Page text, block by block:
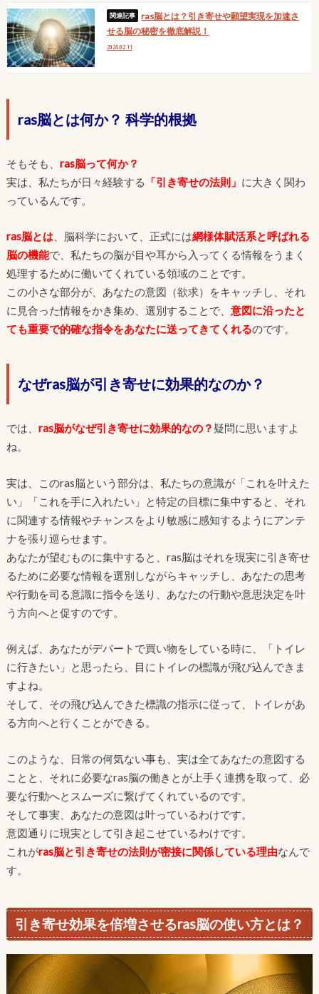
ras脳とは？引き寄せや願望実現を加速さ
せる脳の秘密を徹底解説！
2024.02.11
ras脳とは何か？ 科学的根拠
そもそも、 ras脳って何か？
実は、私たちが日々経験する
「引き寄せの法則」 に大きく関わ
っているんです。
ras脳とは、脳科学において、正式には網様体賦活系と呼ばれる
脳の機能で、私たちの脳が目や耳から入ってくる情報をうまく
処理するために働いてくれている領域のことです。
この小さな部分が、あなたの意図（欲求）をキャッチし、それ
に見合った情報をかき集め、選別することで、 意図に沿ったと
ても重要で的確な指令をあなたに送ってきてくれるのです。
なぜras脳が引き寄せに効果的なのか？
では、 ras脳がなぜ引き寄せに効果的なの？ 疑問に思いますよ
ね。
実は、このras脳という部分は、私たちの意識が「これを叶えた
い」「これを手に入れたい」と特定の目標に集中すると、それ
に関連する情報やチャンスをより敏感に感知するようにアンテ
ナを張り巡らせます。
あなたが望むものに集中すると、ras脳はそれを現実に引き寄せ
るために必要な情報を選別しながらキャッチし、あなたの思考
や行動を司る意識に指令を送り、あなたの行動や意思決定を叶
う方向へと促すのです。
例えば、あなたがデパートで買い物をしている時に、「トイレ
に行きたい」と思ったら、目にトイレの標識が飛び込んできま
すよね。
そして、その飛び込んできた標識の指示に従って、トイレがあ
る方向へと行くことができる。
このような、日常の何気ない事も、実は全てあなたの意図する
ことと、それに必要なras脳の働きとが上手く連携を取って、必
要な行動へとスムーズに繋げてくれているのです。
そして事実、あなたの意図は叶っているわけです。
意図通りに現実として引き起こせているわけです。
これがras脳と引き寄せの法則が密接に関係している理由なんで
す。
引き寄せ効果を倍増させるras脳の使い方とは？